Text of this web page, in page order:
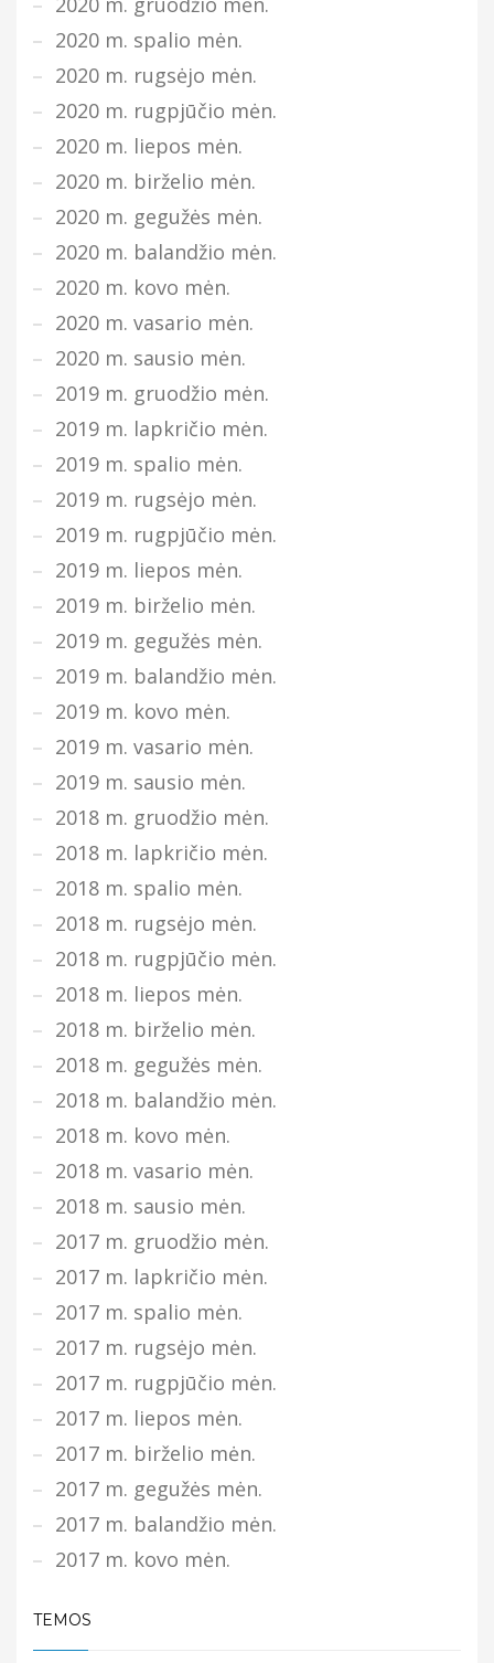
2020 m. spalio mėn.
2020 m. rugsėjo mėn.
2020 m. rugpjūčio mėn.
2020 m. liepos mėn.
2020 m. birželio mėn.
2020 m. gegužės mėn.
2020 m. balandžio mėn.
2020 m. kovo mėn.
2020 m. vasario mėn.
2020 m. sausio mėn.
2019 m. gruodžio mėn.
2019 m. lapkričio mėn.
2019 m. spalio mėn.
2019 m. rugsėjo mėn.
2019 m. rugpjūčio mėn.
2019 m. liepos mėn.
2019 m. birželio mėn.
2019 m. gegužės mėn.
2019 m. balandžio mėn.
2019 m. kovo mėn.
2019 m. vasario mėn.
2019 m. sausio mėn.
2018 m. gruodžio mėn.
2018 m. lapkričio mėn.
2018 m. spalio mėn.
2018 m. rugsėjo mėn.
2018 m. rugpjūčio mėn.
2018 m. liepos mėn.
2018 m. birželio mėn.
2018 m. gegužės mėn.
2018 m. balandžio mėn.
2018 m. kovo mėn.
2018 m. vasario mėn.
2018 m. sausio mėn.
2017 m. gruodžio mėn.
2017 m. lapkričio mėn.
2017 m. spalio mėn.
2017 m. rugsėjo mėn.
2017 m. rugpjūčio mėn.
2017 m. liepos mėn.
2017 m. birželio mėn.
2017 m. gegužės mėn.
2017 m. balandžio mėn.
2017 m. kovo mėn.
TEMOS